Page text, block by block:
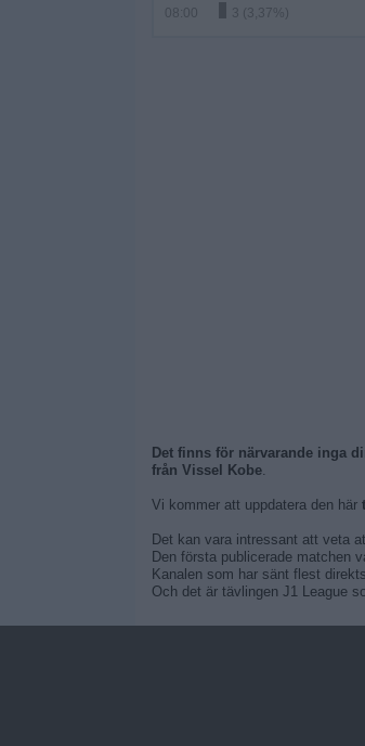
08:00
3 (3,37%)
Det finns för närvarande inga
från Vissel Kobe.
Vi kommer att uppdatera den här
Det kan vara intressant att veta
Den första publicerade matchen
Kanalen som har sänt flest
Och det är tävlingen J1 League